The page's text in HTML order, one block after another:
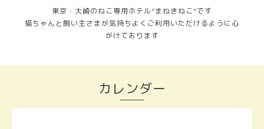
東京・大崎のねこ専用ホテル”まねきねこ”です
猫ちゃんと飼い主さまが気持ちよくご利用いただけるように心
がけております
カレンダー